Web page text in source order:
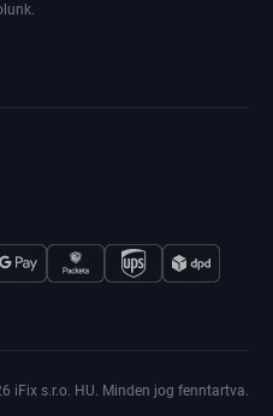
iFix s.r.o. HU. Minden jog fenntartva.